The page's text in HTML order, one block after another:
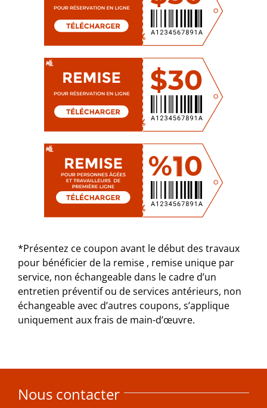
*Présentez ce coupon avant le début des travaux
pour bénéficier de la remise , remise unique par
service, non échangeable dans le cadre d’un
entretien préventif ou de services antérieurs, non
échangeable avec d’autres coupons, s’applique
uniquement aux frais de main-d’œuvre.
Nous contacter